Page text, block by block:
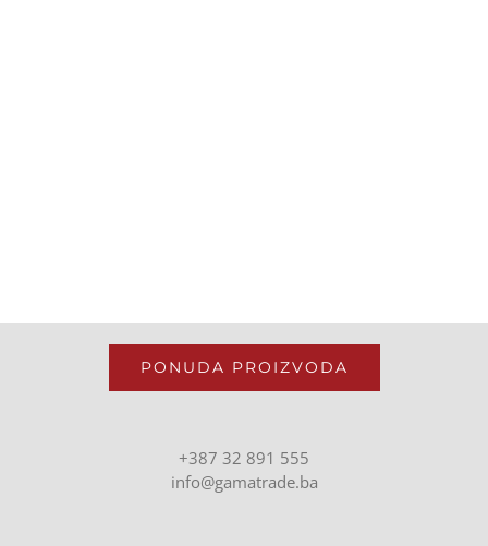
PONUDA PROIZVODA
+387 32 891 555
info@gamatrade.ba